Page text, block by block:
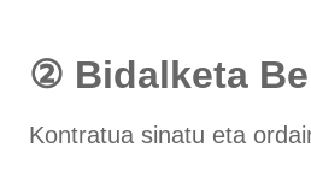
② Bidalketa
Kontratua sinatu eta